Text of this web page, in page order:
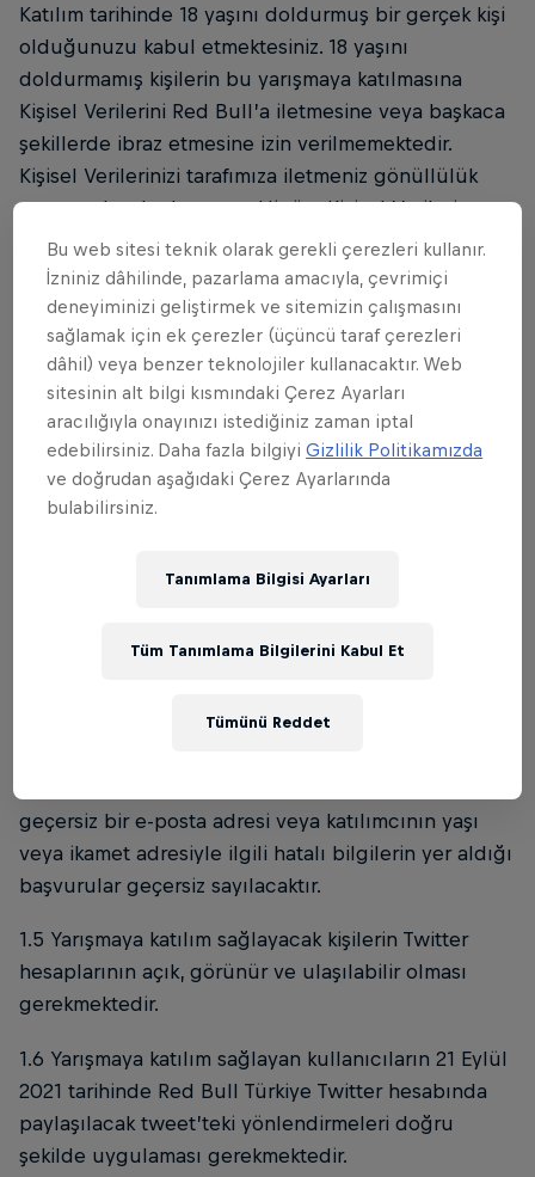
Katılım tarihinde 18 yaşını doldurmuş bir gerçek kişi
olduğunuzu kabul etmektesiniz. 18 yaşını
doldurmamış kişilerin bu yarışmaya katılmasına
Kişisel Verilerini Red Bull’a iletmesine veya başkaca
şekillerde ibraz etmesine izin verilmemektedir.
Kişisel Verilerinizi tarafımıza iletmeniz gönüllülük
esasına dayalı olup, gerekli tüm Kişisel Verileri
sağlamamanız halinde yarışmaya katılmanız mümkün
olmayacaktır.
1.2 Yarışma, yalnızca Türkiye Cumhuriyeti sınırları
içerisinde ikamet eden kişilere açıktır. Sizlerin ulusal
veya yerel kanunlar uyarınca Yarışmaya katılımının
yasak olduğu durumlarda Red Bull’un sorumlu
tutulamayacağını hatırlatmak isteriz.
1.3 Bu Yarışmaya katılmak için kanuni veya diğer bir
aksiyonları gerçekleştirirken yaralanması veya
sorumluluğu bulunmamaktadır.
başvuranların kayıt esnasında temin etmiş oldukları
geçersiz bir e-posta adresi veya katılımcının yaşı
veya ikamet adresiyle ilgili hatalı bilgilerin yer aldığı
başvurular geçersiz sayılacaktır.
1.5 Yarışmaya katılım sağlayacak kişilerin Twitter
hesaplarının açık, görünür ve ulaşılabilir olması
gerekmektedir.
1.6 Yarışmaya katılım sağlayan kullanıcıların 21 Eylül
2021 tarihinde Red Bull Türkiye Twitter hesabında
paylaşılacak tweet’teki yönlendirmeleri doğru
şekilde uygulaması gerekmektedir.
Bu web sitesi teknik olarak gerekli çerezleri kullanır.
İzniniz dâhilinde, pazarlama amacıyla, çevrimiçi
deneyiminizi geliştirmek ve sitemizin çalışmasını
sağlamak için ek çerezler (üçüncü taraf çerezleri
dâhil) veya benzer teknolojiler kullanacaktır. Web
sitesinin alt bilgi kısmındaki Çerez Ayarları
aracılığıyla onayınızı istediğiniz zaman iptal
edebilirsiniz. Daha fazla bilgiyiGizlilik Politikamızda
ve doğrudan aşağıdaki Çerez Ayarlarında
bulabilirsiniz.
Tanımlama Bilgisi Ayarları
Tümünü Reddet
Tüm Tanımlama Bilgilerini Kabul Et